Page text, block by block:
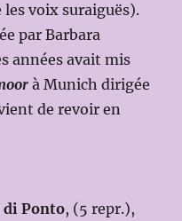
voix suraiguës).
par Barbara
années avait mis
à Munich dirigée
de revoir en
Ponto, (5 repr.),